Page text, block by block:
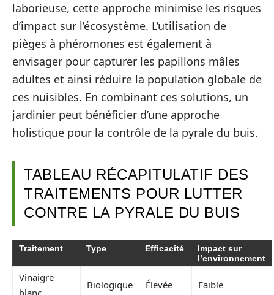
laborieuse, cette approche minimise les risques
d’impact sur l’écosystème. L’utilisation de
pièges à phéromones est également à
envisager pour capturer les papillons mâles
adultes et ainsi réduire la population globale de
ces nuisibles. En combinant ces solutions, un
jardinier peut bénéficier d’une approche
holistique pour la contrôle de la pyrale du buis.
TABLEAU RÉCAPITULATIF DES
TRAITEMENTS POUR LUTTER
CONTRE LA PYRALE DU BUIS
Traitement Type Efficacité
Impact sur
l’environnement
Vinaigre
blanc
Biologique Élevée Faible